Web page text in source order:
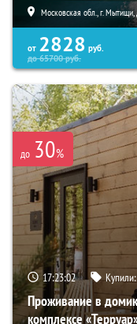
Московская обл., г. Мытищи,
от 2828 руб.
до65700руб.
до 30%
17:23:02 Купили:
Проживание в
комплексе